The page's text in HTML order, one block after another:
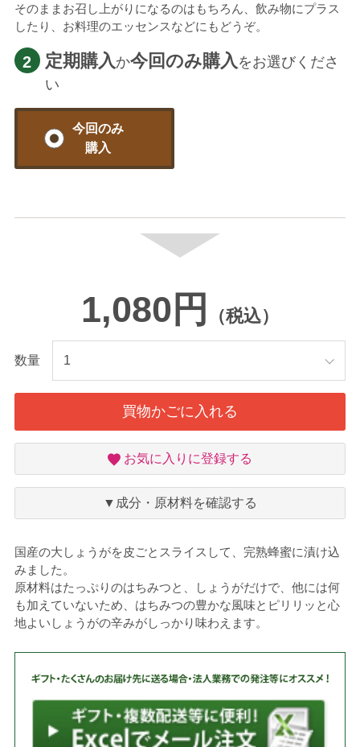
そのままお召し上がりになるのはもちろん、飲み物にプラス
したり、お料理のエッセンスなどにもどうぞ。
2 定期購入 か今回のみ購入 をお選びくださ
い
今回のみ
購入
1,080円 （税込）
数量
買物かごに入れる
お
入
り
お気に入りに登録する
▼成分・原材料を確認する
国産の大しょうがを皮ごとスライスして、完熟蜂蜜に漬け込
みました。
原材料はたっぷりのはちみつと、しょうがだけで、他には何
も加えていないため、はちみつの豊かな風味とピリリッと心
地よいしょうがの辛みがしっかり味わえます。